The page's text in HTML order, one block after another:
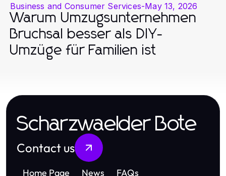
Business and Consumer Services-May 13, 2026
Warum Umzugsunternehmen
Bruchsal besser als DIY-
Umzüge für Familien ist
Scharzwaelder Bote
Contact us
Home Page News FAQs